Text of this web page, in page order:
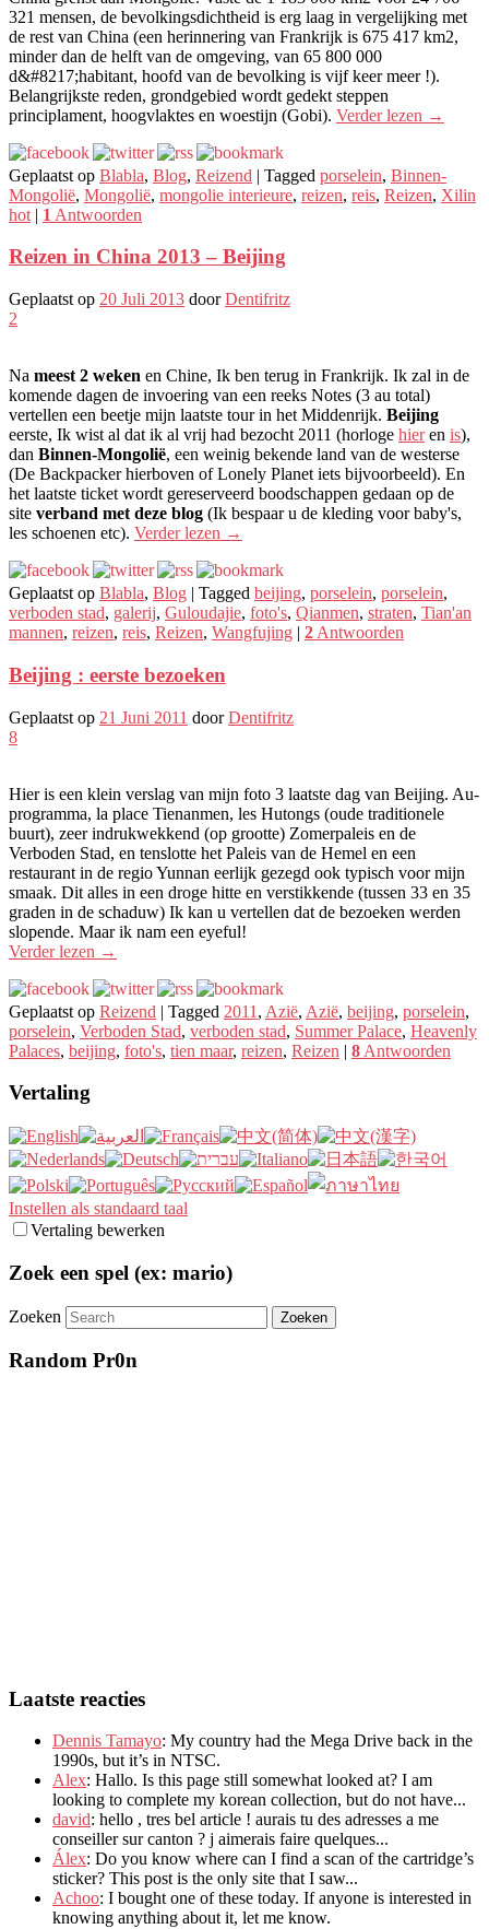
321 mensen, de bevolkingsdichtheid is erg laag in vergelijking met
de rest van China (een herinnering van Frankrijk is 675 417 km2,
minder dan de helft van de omgeving, van 65 800 000
d&#8217;habitant, hoofd van de bevolking is vijf keer meer !).
Belangrijkste reden, grondgebied wordt gedekt steppen
principlament, hoogvlaktes en woestijn (Gobi). Verder lezen →
Geplaatst op Blabla, Blog, Reizend | Tagged porselein, Binnen-
Mongolië, Mongolië, mongolie interieure, reizen, reis, Reizen, Xilin
hot | 1 Antwoorden
Reizen in China 2013 – Beijing
Geplaatst op 20 Juli 2013 doorDentifritz
2
Na meest 2 weken en Chine, Ik ben terug in Frankrijk. Ik zal in de
komende dagen de invoering van een reeks Notes (3 au total)
vertellen een beetje mijn laatste tour in het Middenrijk. Beijing
eerste, Ik wist al dat ik al vrij had bezocht 2011 (horloge hieren is),
dan Binnen-Mongolië, een weinig bekende land van de westerse
(De Backpacker hierboven of Lonely Planet iets bijvoorbeeld). En
het laatste ticket wordt gereserveerd boodschappen gedaan op de
site verband met deze blog (Ik bespaar u de kleding voor baby's,
les schoenen etc). Verder lezen →
Geplaatst op Blabla, Blog | Tagged beijing, porselein, porselein,
verboden stad, galerij, Guloudajie, foto's, Qianmen, straten, Tian'an
mannen, reizen, reis, Reizen, Wangfujing | 2 Antwoorden
Beijing : eerste bezoeken
Geplaatst op 21 Juni 2011 doorDentifritz
8
Hier is een klein verslag van mijn foto 3 laatste dag van Beijing. Au-
programma, la place Tienanmen, les Hutongs (oude traditionele
buurt), zeer indrukwekkend (op grootte) Zomerpaleis en de
Verboden Stad, en tenslotte het Paleis van de Hemel en een
restaurant in de regio Yunnan eerlijk gezegd ook typisch voor mijn
smaak. Dit alles in een droge hitte en verstikkende (tussen 33 en 35
graden in de schaduw) Ik kan u vertellen dat de bezoeken werden
slopende. Maar ik nam een ​​eyeful!
Verder lezen →
Geplaatst op Reizend | Tagged 2011 , Azië, Azië, beijing, porselein,
porselein, Verboden Stad, verboden stad, Summer Palace, Heavenly
Palaces, beijing, foto's, tien maar, reizen, Reizen | 8 Antwoorden
Vertaling
Instellen als standaard taal
Vertaling bewerken
Zoek een spel (ex: mario)
Zoeken
Random Pr0n
Laatste reacties
Dennis Tamayo: My country had the Mega Drive back in the
1990s, but it’s in NTSC.
Alex: Hallo. Is this page still somewhat looked at? I am
looking to complete my korean collection, but do not have...
david: hello , tres bel article ! aurais tu des adresses a me
conseiller sur canton ? j aimerais faire quelques...
Álex: Do you know where can I find a scan of the cartridge’s
sticker? This post is the only site that I saw...
Achoo: I bought one of these today. If anyone is interested in
knowing anything about it, let me know.